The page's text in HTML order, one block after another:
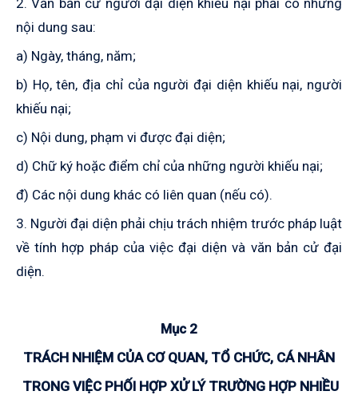
2. Văn bản cử người đại diện khiếu nại phải có những
nội dung sau:
a) Ngày, tháng, năm;
b) Họ, tên, địa chỉ của người đại diện khiếu nại, người
khiếu nại;
c) Nội dung, phạm vi được đại diện;
d) Chữ ký hoặc điểm chỉ của những người khiếu nại;
đ) Các nội dung khác có liên quan (nếu có).
3. Người đại diện phải chịu trách nhiệm trước pháp luật
về tính hợp pháp của việc đại diện và văn bản cử đại
diện.
Mục 2
TRÁCH NHIỆM CỦA CƠ QUAN, TỔ CHỨC, CÁ NHÂN
TRONG VIỆC PHỐI HỢP XỬ LÝ TRƯỜNG HỢP NHIỀU